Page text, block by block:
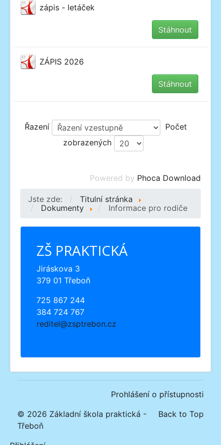
zápis - letáček
Stáhnout
ZÁPIS 2026
Stáhnout
Řazení
Počet
zobrazených
Powered by Phoca Download
Jste zde:
Titulní stránka
Dokumenty
Informace pro rodiče
ZŠ PRAKTICKÁ
Jiráskova 3
379 01 Třeboň
725 867 244
384 724 767
reditel@zsptrebon.cz
Prohlášení o přístupnosti
Back to Top
© 2026 Základní škola praktická -
Třeboň